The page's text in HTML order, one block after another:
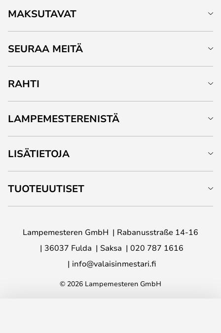
MAKSUTAVAT
SEURAA MEITÄ
RAHTI
LAMPEMESTERENISTÄ
LISÄTIETOJA
TUOTEUUTISET
Lampemesteren GmbH
Rabanusstraße 14-16
36037 Fulda
Saksa
020 787 1616
info@valaisinmestari.fi
© 2026 Lampemesteren GmbH